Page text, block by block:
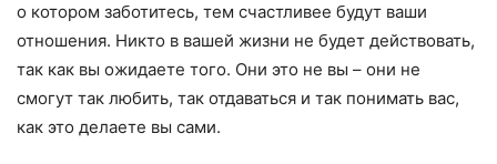
о котором заботитесь, тем счастливее будут ваши
отношения. Никто в вашей жизни не будет действовать,
так как вы ожидаете того. Они это не вы – они не
смогут так любить, так отдаваться и так понимать вас,
как это делаете вы сами.